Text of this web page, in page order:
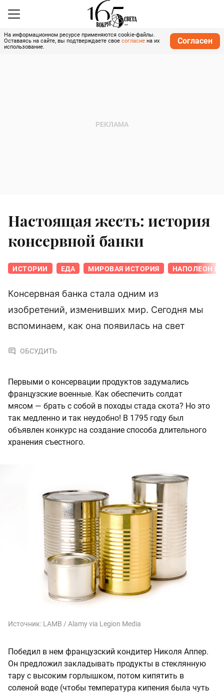
На информационном ресурсе применяются cookie-файлы.
Оставаясь на сайте, вы подтверждаете свое согласие на их
использование.
Согласен
Настоящая жесть: история
консервной банки
ИСТОРИИ ЕДА МИРОВАЯ ИСТОРИЯ НАПОЛЕОН
Консервная банка стала одним из
изобретений, изменивших мир. Сегодня мы
вспоминаем, как она появилась на свет
ОБСУДИТЬ
Первыми о консервации продуктов задумались
французские военные. Как обеспечить солдат
мясом — брать с собой в походы стада скота? Но это
так медленно и так неудобно! В 1795 году был
объявлен конкурс на создание способа длительного
хранения съестного.
Источник: LAMB / Alamy via Legion Media
Победил в нем французский кондитер Николя Аппер.
Он предложил закладывать продукты в стеклянную
тару с высоким горлышком, потом кипятить в
соленой воде (чтобы температура кипения была чуть